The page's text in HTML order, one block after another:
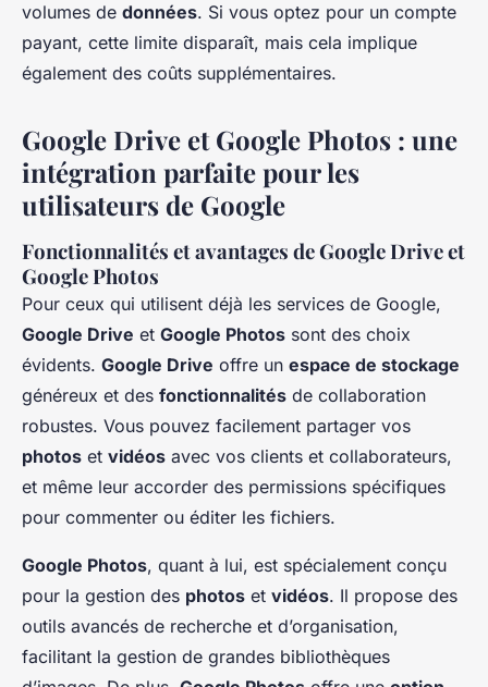
volumes de données. Si vous optez pour un compte
payant, cette limite disparaît, mais cela implique
également des coûts supplémentaires.
Google Drive et Google Photos : une
intégration parfaite pour les
utilisateurs de Google
Fonctionnalités et avantages de Google Drive et
Google Photos
Pour ceux qui utilisent déjà les services de Google,
Google Drive et Google Photos sont des choix
évidents. Google Drive offre un espace de stockage
généreux et des fonctionnalités de collaboration
robustes. Vous pouvez facilement partager vos
photos et vidéos avec vos clients et collaborateurs,
et même leur accorder des permissions spécifiques
pour commenter ou éditer les fichiers.
Google Photos, quant à lui, est spécialement conçu
pour la gestion des photos et vidéos. Il propose des
outils avancés de recherche et d’organisation,
facilitant la gestion de grandes bibliothèques